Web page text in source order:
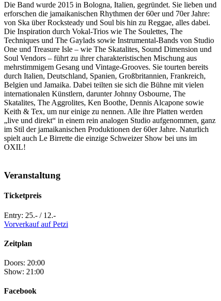
Die Band wurde 2015 in Bologna, Italien, gegründet. Sie lieben und
erforschen die jamaikanischen Rhythmen der 60er und 70er Jahre:
von Ska über Rocksteady und Soul bis hin zu Reggae, alles dabei.
Die Inspiration durch Vokal-Trios wie The Soulettes, The
Techniques und The Gaylads sowie Instrumental-Bands von Studio
One und Treasure Isle – wie The Skatalites, Sound Dimension und
Soul Vendors – führt zu ihrer charakteristischen Mischung aus
mehrstimmigem Gesang und Vintage-Grooves. Sie tourten bereits
durch Italien, Deutschland, Spanien, Großbritannien, Frankreich,
Belgien und Jamaika. Dabei teilten sie sich die Bühne mit vielen
internationalen Künstlern, darunter Johnny Osbourne, The
Skatalites, The Aggrolites, Ken Boothe, Dennis Alcapone sowie
Keith & Tex, um nur einige zu nennen. Alle ihre Platten werden
„live und direkt“ in einem rein analogen Studio aufgenommen, ganz
im Stil der jamaikanischen Produktionen der 60er Jahre. Naturlich
spielt auch Le Birrette die einzige Schweizer Show bei uns im
OXIL!
Veranstaltung
Ticketpreis
Entry: 25.- / 12.-
Vorverkauf auf Petzi
Zeitplan
Doors: 20:00
Show: 21:00
Facebook